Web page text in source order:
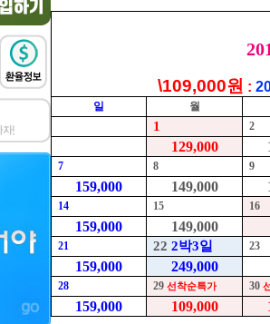
\109,000원 :
일 월
1 2
129,000
7 8 9
159,000 149,000
14 15 16
159,000 149,000
21 22 2박3일 23
159,000 249,000
28 29 선착순특가 30
159,000 109,000